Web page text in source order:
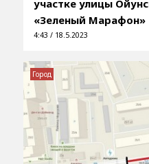
участке улицы
«Зеленый Марафон»
4:43 / 18.5.2023
Город